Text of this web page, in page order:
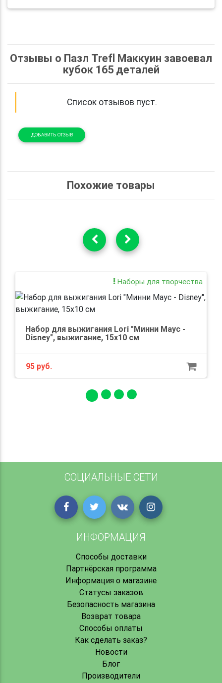
Отзывы о Пазл Trefl Маккуин завоевал
кубок 165 деталей
Список отзывов пуст.
ДОБАВИТЬ ОТЗЫВ
Похожие товары
Наборы для творчества
Набор для выжигания Lori "Минни Маус -
Disney", выжигание, 15x10 см
95 руб.
СОЦИАЛЬНЫЕ СЕТИ
ИНФОРМАЦИЯ
Способы доставки
Партнёрская программа
Информация о магазине
Статусы заказов
Безопасность магазина
Возврат товара
Способы оплаты
Как сделать заказ?
Новости
Блог
Производители